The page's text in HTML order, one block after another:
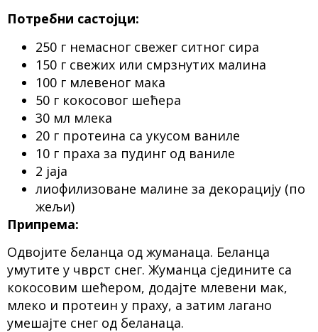
Потребни састојци:
250 г немасног свежег ситног сира
150 г свежих или смрзнутих малина
100 г млевеног мака
50 г кокосовог шећера
30 мл млека
20 г протеина са укусом ваниле
10 г праха за пудинг од ваниле
2 јаја
лиофилизоване малине за декорацију (по
жељи)
Припрема:
Одвојите беланца од жуманаца. Беланца
умутите у чврст снег. Жуманца сједините са
кокосовим шећером, додајте млевени мак,
млеко и протеин у праху, а затим лагано
умешајте снег од беланаца.